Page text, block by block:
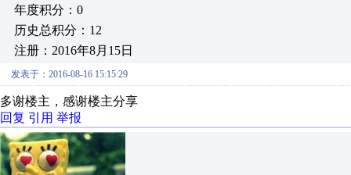
年度积分：0
历史总积分：12
注册：2016年8月15日
发表于：2016-08-16 15:15:29
多谢楼主，感谢楼主分享
回复 引用 举报